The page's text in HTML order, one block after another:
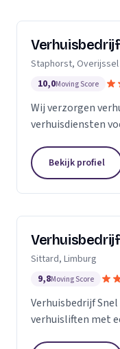
Staphorst, Overijssel
10,0Moving Score
Wij verzorgen
verhuisdiensten
Bekijk profiel
Sittard, Limburg
9,8Moving Score
Verhuisbedrijf
verhuisliften met